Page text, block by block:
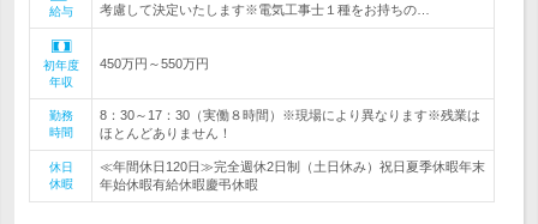
給与
考慮して決定いたします※電気工事士１種をお持ちの…
初年度
年収
450万円～550万円
勤務
時間
8：30～17：30（実働８時間）※現場により異なります※残業は
ほとんどありません！
休日
休暇
≪年間休日120日≫完全週休2日制（土日休み）祝日夏季休暇年末
年始休暇有給休暇慶弔休暇